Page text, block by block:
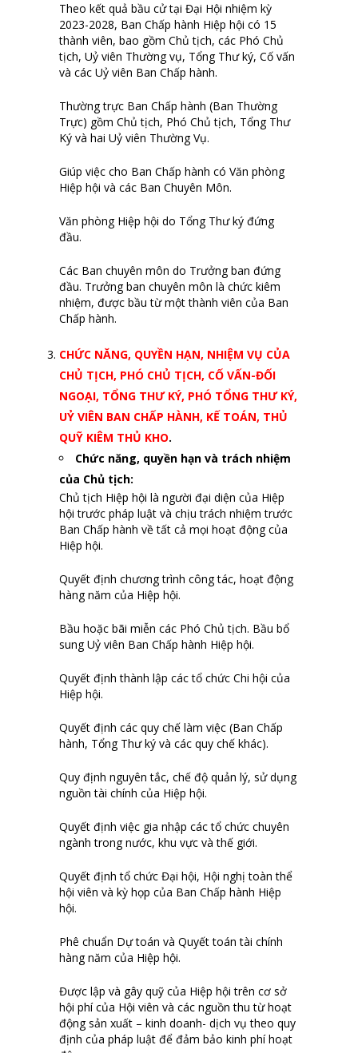
Theo kết quả bầu cử tại Đại Hội nhiệm kỳ
2023-2028, Ban Chấp hành Hiệp hội có 15
thành viên, bao gồm Chủ tịch, các Phó Chủ
tịch, Uỷ viên Thường vụ, Tổng Thư k‎ý, Cố vấn
và các Uỷ viên Ban Chấp hành.
Thường trực Ban Chấp hành (Ban Thường
Trực) gồm Chủ tịch, Phó Chủ tịch, Tổng Thư
Ký và hai Uỷ viên Thường Vụ.
Giúp việc cho Ban Chấp hành có Văn phòng
Hiệp hội và các Ban Chuyên Môn.
Văn phòng Hiệp hội do Tổng Thư ký đứng
đầu.
Các Ban chuyên môn do Trưởng ban đứng
đầu. Trưởng ban chuyên môn là chức kiêm
nhiệm, được bầu từ một thành viên của Ban
Chấp hành.
CHỨC NĂNG, QUYỀN HẠN, NHIỆM VỤ CỦA
CHỦ TỊCH, PHÓ CHỦ TỊCH, CỐ VẤN-ĐỐI
NGOẠI, TỔNG THƯ KÝ, PHÓ TỔNG THƯ KÝ,
UỶ VIÊN BAN CHẤP HÀNH, KẾ TOÁN, THỦ
QUỸ KIÊM THỦ KHO.
Chức năng, quyền hạn và trách nhiệm
của Chủ tịch:
Chủ tịch Hiệp hội là người đại diện của Hiệp
hội trước pháp luật và chịu trách nhiệm trước
Ban Chấp hành về tất cả mọi hoạt động của
Hiệp hội.
Quyết định chương trình công tác, hoạt động
hàng năm của Hiệp hội.
Bầu hoặc bãi miễn các Phó Chủ tịch. Bầu bổ
sung Uỷ viên Ban Chấp hành Hiệp hội.
Quyết định thành lập các tổ chức Chi hội của
Hiệp hội.
Quyết định các quy chế làm việc (Ban Chấp
hành, Tổng Thư ký và các quy chế khác).
Quy định nguyên tắc, chế độ quản lý, sử dụng
nguồn tài chính của Hiệp hội.
Quyết định việc gia nhập các tổ chức chuyên
ngành trong nước, khu vực và thế giới.
Quyết định tổ chức Đại hội, Hội nghị toàn thể
hội viên và kỳ họp của Ban Chấp hành Hiệp
hội.
Phê chuẩn Dự toán và Quyết toán tài chính
hàng năm của Hiệp hội.
Được lập và gây quỹ của Hiệp hội trên cơ sở
hội phí của Hội viên và các nguồn thu từ hoạt
động sản xuất – kinh doanh- dịch vụ theo quy
định của pháp luật để đảm bảo kinh phí hoạt